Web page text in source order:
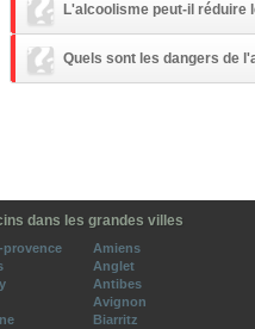
L'alcoolisme peut-il réduire
Quels sont les dangers de
dans les grandes villes
provence
Amiens
Anglet
Antibes
Avignon
Biarritz